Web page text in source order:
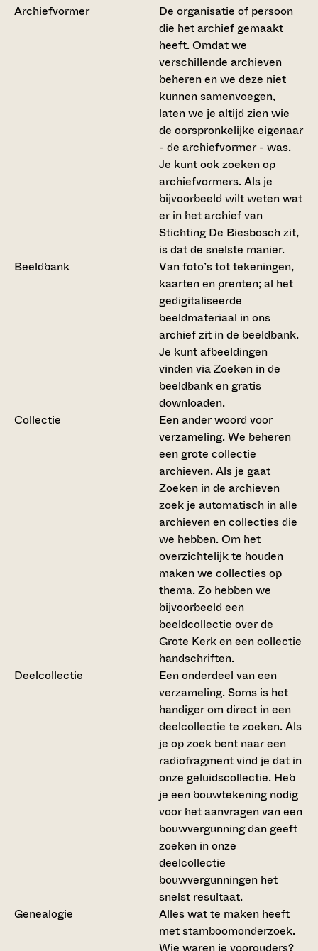
Archiefvormer
De organisatie of persoon
die het archief gemaakt
heeft. Omdat we
verschillende archieven
beheren en we deze niet
kunnen samenvoegen,
laten we je altijd zien wie
de oorspronkelijke eigenaar
- de archiefvormer - was.
Je kunt ook zoeken op
archiefvormers. Als je
bijvoorbeeld wilt weten wat
er in het archief van
Stichting De Biesbosch zit,
is dat de snelste manier.
Beeldbank
Van foto’s tot tekeningen,
kaarten en prenten; al het
gedigitaliseerde
beeldmateriaal in ons
archief zit in de beeldbank.
Je kunt afbeeldingen
vinden via Zoeken in de
beeldbank en gratis
downloaden.
Collectie
Een ander woord voor
verzameling. We beheren
een grote collectie
archieven. Als je gaat
Zoeken in de archieven
zoek je automatisch in alle
archieven en collecties die
we hebben. Om het
overzichtelijk te houden
maken we collecties op
thema. Zo hebben we
bijvoorbeeld een
beeldcollectie over de
Grote Kerk en een collectie
handschriften.
Deelcollectie
Een onderdeel van een
verzameling. Soms is het
handiger om direct in een
deelcollectie te zoeken. Als
je op zoek bent naar een
radiofragment vind je dat in
onze geluidscollectie. Heb
je een bouwtekening nodig
voor het aanvragen van een
bouwvergunning dan geeft
zoeken in onze
deelcollectie
bouwvergunningen het
snelst resultaat.
Genealogie
Alles wat te maken heeft
met stamboomonderzoek.
Wie waren je voorouders?